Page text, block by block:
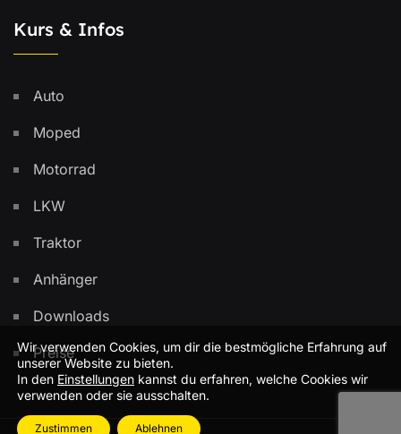
Kurs & Infos
Auto
Moped
Motorrad
LKW
Traktor
Anhänger
Downloads
Preise
Wir verwenden Cookies, um dir die bestmögliche Erfahrung auf
unserer Website zu bieten.
In den Einstellungen kannst du erfahren, welche Cookies wir
verwenden oder sie ausschalten.
Zustimmen Ablehnen